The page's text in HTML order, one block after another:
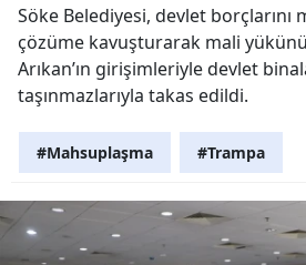
Söke Belediyesi, devlet borçlarını
çözüme kavuşturarak mali
Arıkan’ın girişimleriyle devlet
taşınmazlarıyla takas edildi.
#Mahsuplaşma #Trampa